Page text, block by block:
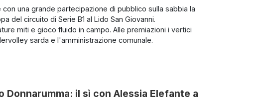
con una grande partecipazione di pubblico sulla sabbia la
del circuito di Serie B1 al Lido San Giovanni.
miti e gioco fluido in campo. Alle premiazioni i vertici
sarda e l'amministrazione comunale.
Donnarumma: il sì con Alessia Elefante a